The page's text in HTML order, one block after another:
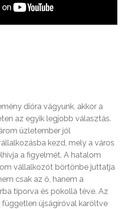
dióra vágyunk, akkor a
az egyik legjobb választás.
üzletember jól
kezd, mely a város
a figyelmét. A hatalom
vállalkozót börtönbe juttatja
csak az ő, hanem a
tiporva és pokollá téve. Az
újságíróval karöltve